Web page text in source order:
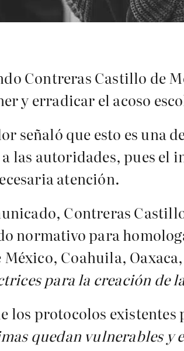
Contreras Castillo de
y erradicar el acoso
señaló que esto es una
las autoridades, pues
atención.
Contreras
normativo para
Coahuila,
para la creación de
los protocolos existentes
quedan vulnerables y